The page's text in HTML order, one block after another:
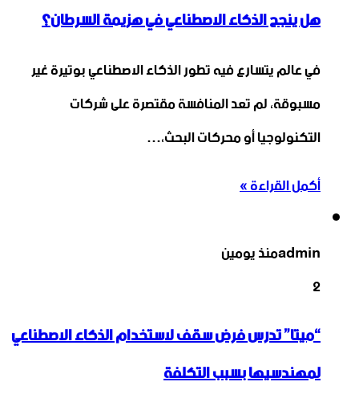
هل ينجح الذكاء الاصطناعي في هزيمة السرطان؟
في عالم يتسارع فيه تطور الذكاء الاصطناعي بوتيرة غير
مسبوقة، لم تعد المنافسة مقتصرة على شركات
التكنولوجيا أو محركات البحث،…
أكمل القراءة »
adminمنذ يومين
2
“ميتا” تدرس فرض سقف لاستخدام الذكاء الاصطناعي
لمهندسيها بسبب التكلفة